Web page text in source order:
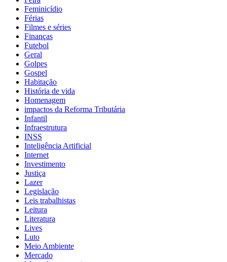
Feminicídio
Férias
Filmes e séries
Finanças
Futebol
Geral
Golpes
Gospel
Habitação
História de vida
Homenagem
impactos da Reforma Tributária
Infantil
Infraestrutura
INSS
Inteligência Artificial
Internet
Investimento
Justiça
Lazer
Legislação
Leis trabalhistas
Leitura
Literatura
Lives
Luto
Meio Ambiente
Mercado